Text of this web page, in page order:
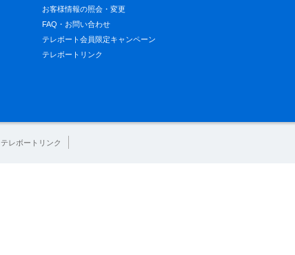
お客様情報の照会・変更
FAQ・お問い合わせ
テレボート会員限定キャンペーン
テレボートリンク
テレボートリンク